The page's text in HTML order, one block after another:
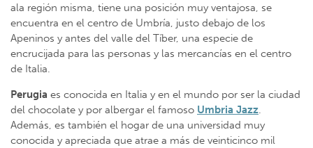
ala región misma, tiene una posición muy ventajosa, se
encuentra en el centro de Umbría, justo debajo de los
Apeninos y antes del valle del Tíber, una especie de
encrucijada para las personas y las mercancías en el centro
de Italia.
Perugia es conocida en Italia y en el mundo por ser la ciudad
del chocolate y por albergar el famoso Umbria Jazz.
Además, es también el hogar de una universidad muy
conocida y apreciada que atrae a más de veinticinco mil